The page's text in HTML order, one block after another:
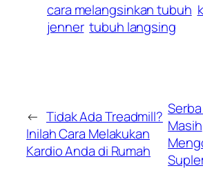
cara melangsinkan tubuh
jenner tubuh langsing
← Tidak Ada Treadmill?
Inilah Cara Melakukan
Kardio Anda di Rumah
Masih